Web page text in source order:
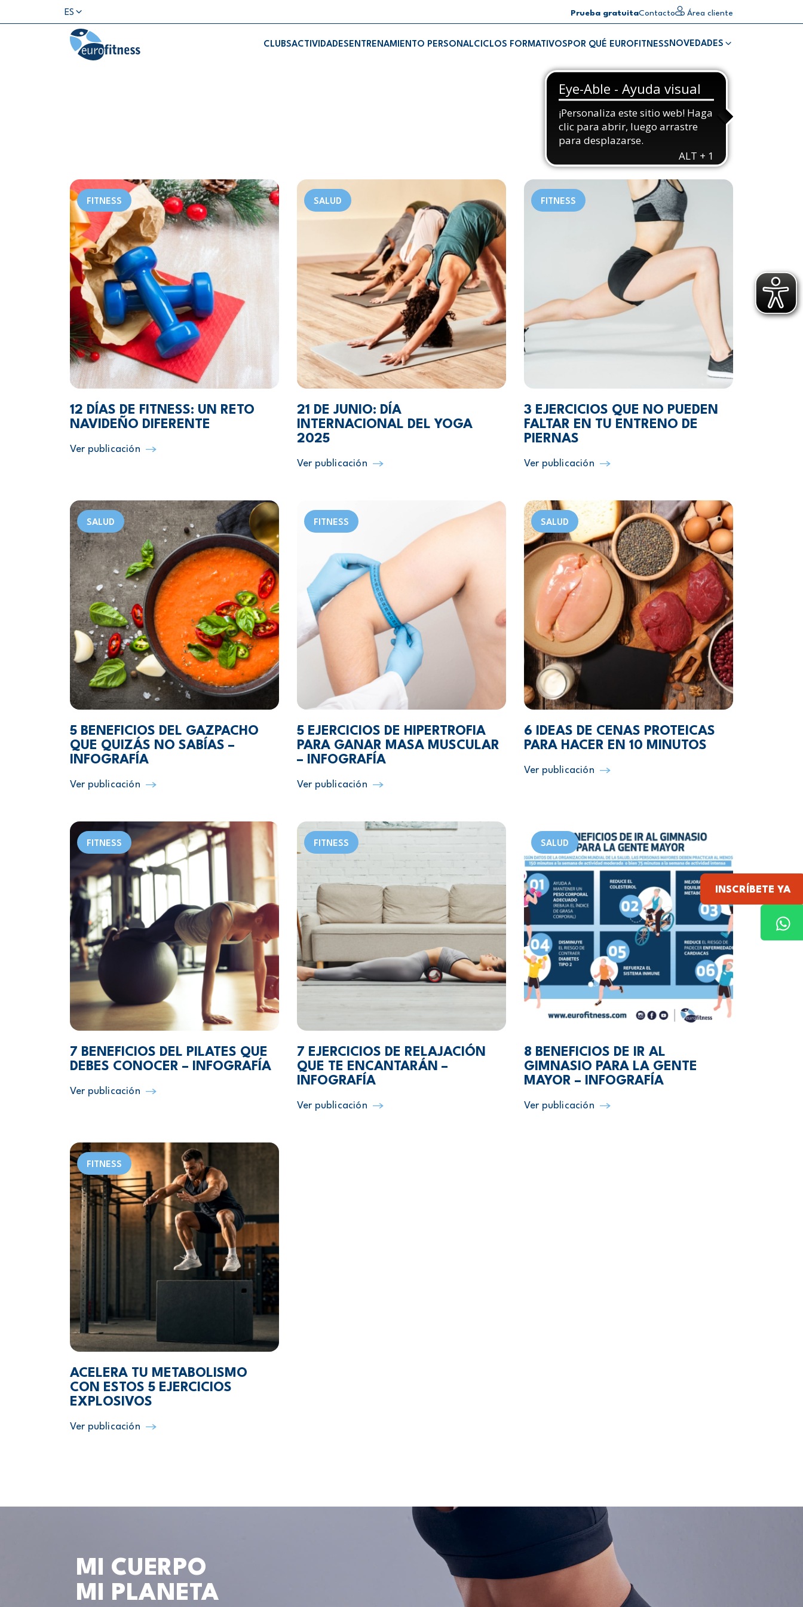
INSCRÍBETE YA
ES Prueba gratuitaContacto Área cliente
CLUBSACTIVIDADES ENTRENAMIENTO PERSONALCICLOS FORMATIVOS POR QUÉ EUROFITNESS NOVEDADES
FITNESS
12 DÍAS DE FITNESS: UN RETO
NAVIDEÑO DIFERENTE
Ver publicación
SALUD
21 DE JUNIO: DÍA
INTERNACIONAL DEL YOGA
2025
Ver publicación
FITNESS
3 EJERCICIOS QUE NO PUEDEN
FALTAR EN TU ENTRENO DE
PIERNAS
Ver publicación
SALUD
5 BENEFICIOS DEL GAZPACHO
QUE QUIZÁS NO SABÍAS –
INFOGRAFÍA
Ver publicación
FITNESS
5 EJERCICIOS DE HIPERTROFIA
PARA GANAR MASA MUSCULAR
– INFOGRAFÍA
Ver publicación
SALUD
6 IDEAS DE CENAS PROTEICAS
PARA HACER EN 10 MINUTOS
Ver publicación
FITNESS
7 BENEFICIOS DEL PILATES QUE
DEBES CONOCER – INFOGRAFÍA
Ver publicación
FITNESS
7 EJERCICIOS DE RELAJACIÓN
QUE TE ENCANTARÁN –
INFOGRAFÍA
Ver publicación
SALUD
8 BENEFICIOS DE IR AL
GIMNASIO PARA LA GENTE
MAYOR – INFOGRAFÍA
Ver publicación
FITNESS
ACELERA TU METABOLISMO
CON ESTOS 5 EJERCICIOS
EXPLOSIVOS
Ver publicación
MI CUERPO
MI PLANETA